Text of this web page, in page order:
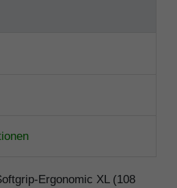
Ergonomic XL (108